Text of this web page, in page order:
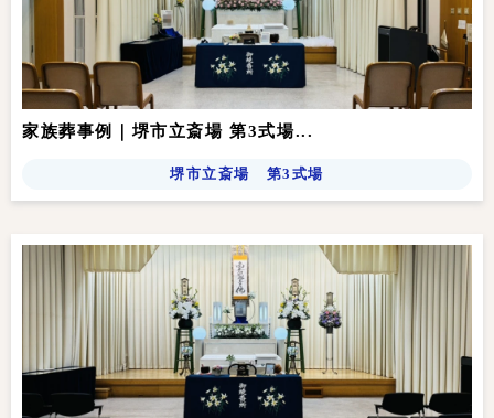
家族葬事例｜堺市立斎場 第3式場...
堺市立斎場 第3式場